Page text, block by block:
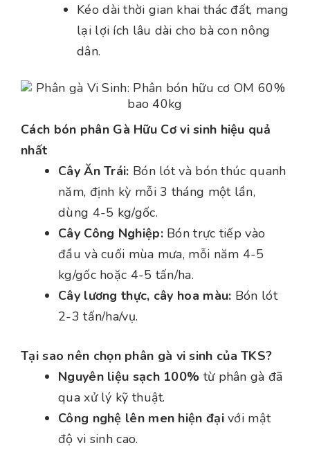
Kéo dài thời gian khai thác đất, mang
lại lợi ích lâu dài cho bà con nông
dân.
Cách bón phân Gà Hữu Cơ vi sinh hiệu quả
nhất
Cây Ăn Trái: Bón lót và bón thúc quanh
năm, định kỳ mỗi 3 tháng một lần,
dùng 4-5 kg/gốc.
Cây Công Nghiệp:Bón trực tiếp vào
đầu và cuối mùa mưa, mỗi năm 4-5
kg/gốc hoặc 4-5 tấn/ha.
Cây lương thực, cây hoa màu: Bón lót
2-3 tấn/ha/vụ.
Tại sao nên chọn phân gà vi sinh của TKS?
Nguyên liệu sạch 100% từ phân gà đã
qua xử lý kỹ thuật.
Công nghệ lên men hiện đạivới mật
độ vi sinh cao.